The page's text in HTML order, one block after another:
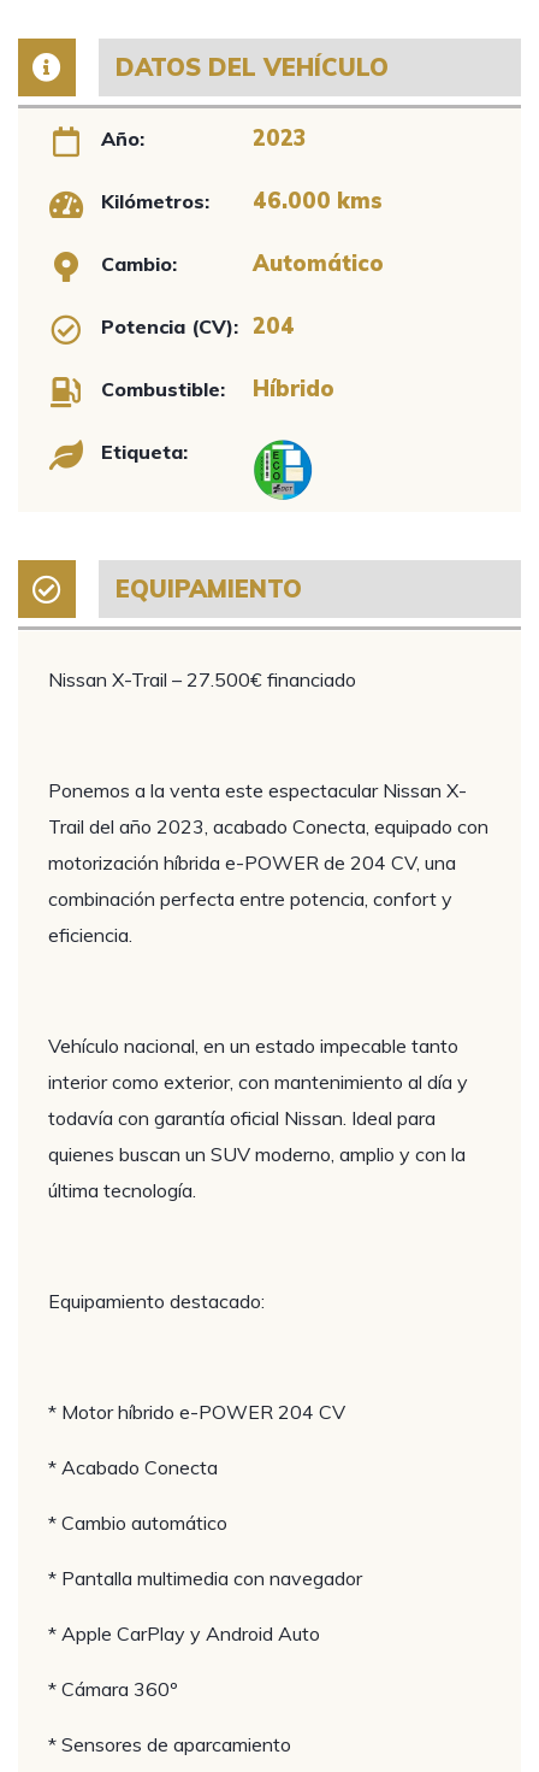
DATOS DEL VEHÍCULO
Año: 2023
Kilómetros: 46.000 kms
Cambio: Automático
Potencia (CV): 204
Combustible: Híbrido
Etiqueta:
EQUIPAMIENTO
Nissan X-Trail – 27.500€ financiado
Ponemos a la venta este espectacular Nissan X-
Trail del año 2023, acabado Conecta, equipado con
motorización híbrida e-POWER de 204 CV, una
combinación perfecta entre potencia, confort y
eficiencia.
Vehículo nacional, en un estado impecable tanto
interior como exterior, con mantenimiento al día y
todavía con garantía oficial Nissan. Ideal para
quienes buscan un SUV moderno, amplio y con la
última tecnología.
Equipamiento destacado:
* Motor híbrido e-POWER 204 CV
* Acabado Conecta
* Cambio automático
* Pantalla multimedia con navegador
* Apple CarPlay y Android Auto
* Cámara 360º
* Sensores de aparcamiento